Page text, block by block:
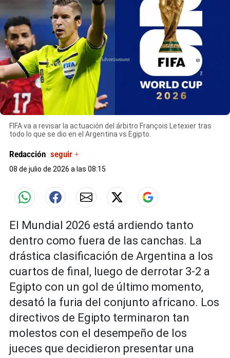
FIFA va a revisar la actuación del árbitro François Letexier tras
todo lo que se dio en el Argentina vs Egipto.
X
Redacción seguir +
08 de julio de 2026 a las 08:15
El Mundial 2026 está ardiendo tanto
dentro como fuera de las canchas. La
drástica clasificación de Argentina a los
cuartos de final, luego de derrotar 3-2 a
Egipto con un gol de último momento,
desató la furia del conjunto africano. Los
directivos de Egipto terminaron tan
molestos con el desempeño de los
jueces que decidieron presentar una